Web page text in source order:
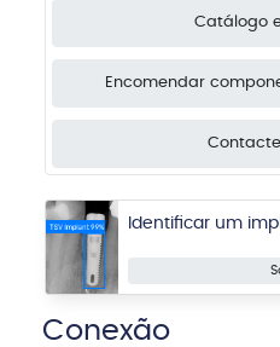
Catálogo
Encomendar
Identificar um
Conexão